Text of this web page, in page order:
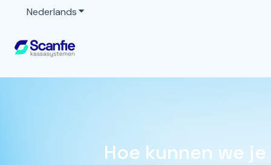
NederlandsSubmenu tonen voor vertalingen
Hoe kunnen we